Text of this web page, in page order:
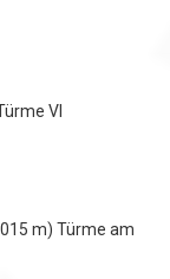
VI
m) Türme am